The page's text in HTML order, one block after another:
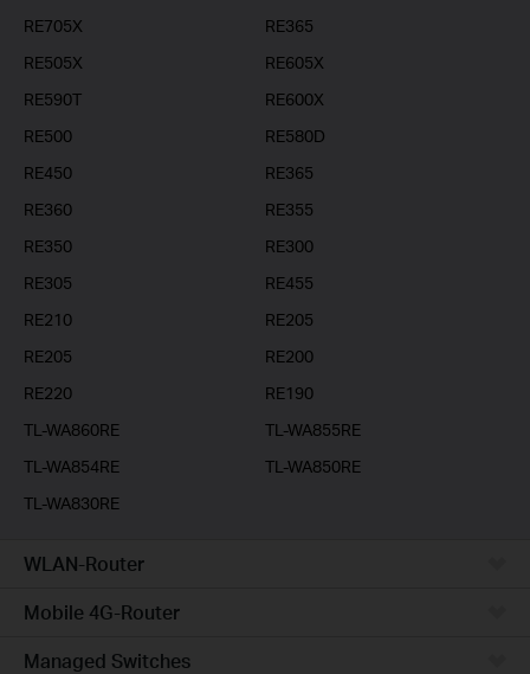
RE705X
RE365
RE505X
RE605X
RE590T
RE600X
RE500
RE580D
RE450
RE365
RE360
RE355
RE350
RE300
RE305
RE455
RE210
RE205
RE205
RE200
RE220
RE190
TL-WA860RE
TL-WA855RE
TL-WA854RE
TL-WA850RE
TL-WA830RE
WLAN-Router
Mobile 4G-Router
Managed Switches